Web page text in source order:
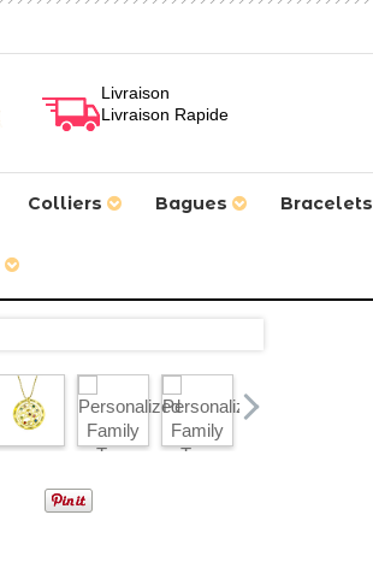
Livraison
Livraison Rapide
Colliers Bagues Bracelets